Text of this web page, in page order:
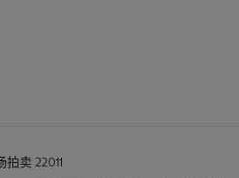
拍卖 22011